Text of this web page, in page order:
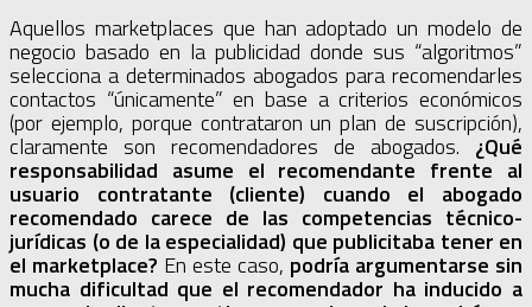
Aquellos marketplaces que han adoptado un modelo de
negocio basado en la publicidad donde sus “algoritmos”
selecciona a determinados abogados para recomendarles
contactos “únicamente” en base a criterios económicos
(por ejemplo, porque contrataron un plan de suscripción),
claramente son recomendadores de abogados. ¿Qué
responsabilidad asume el recomendante frente al
usuario contratante (cliente) cuando el abogado
recomendado carece de las competencias técnico-
jurídicas (o de la especialidad) que publicitaba tener en
el marketplace? En este caso, podría argumentarse sin
mucha dificultad que el recomendador ha inducido a